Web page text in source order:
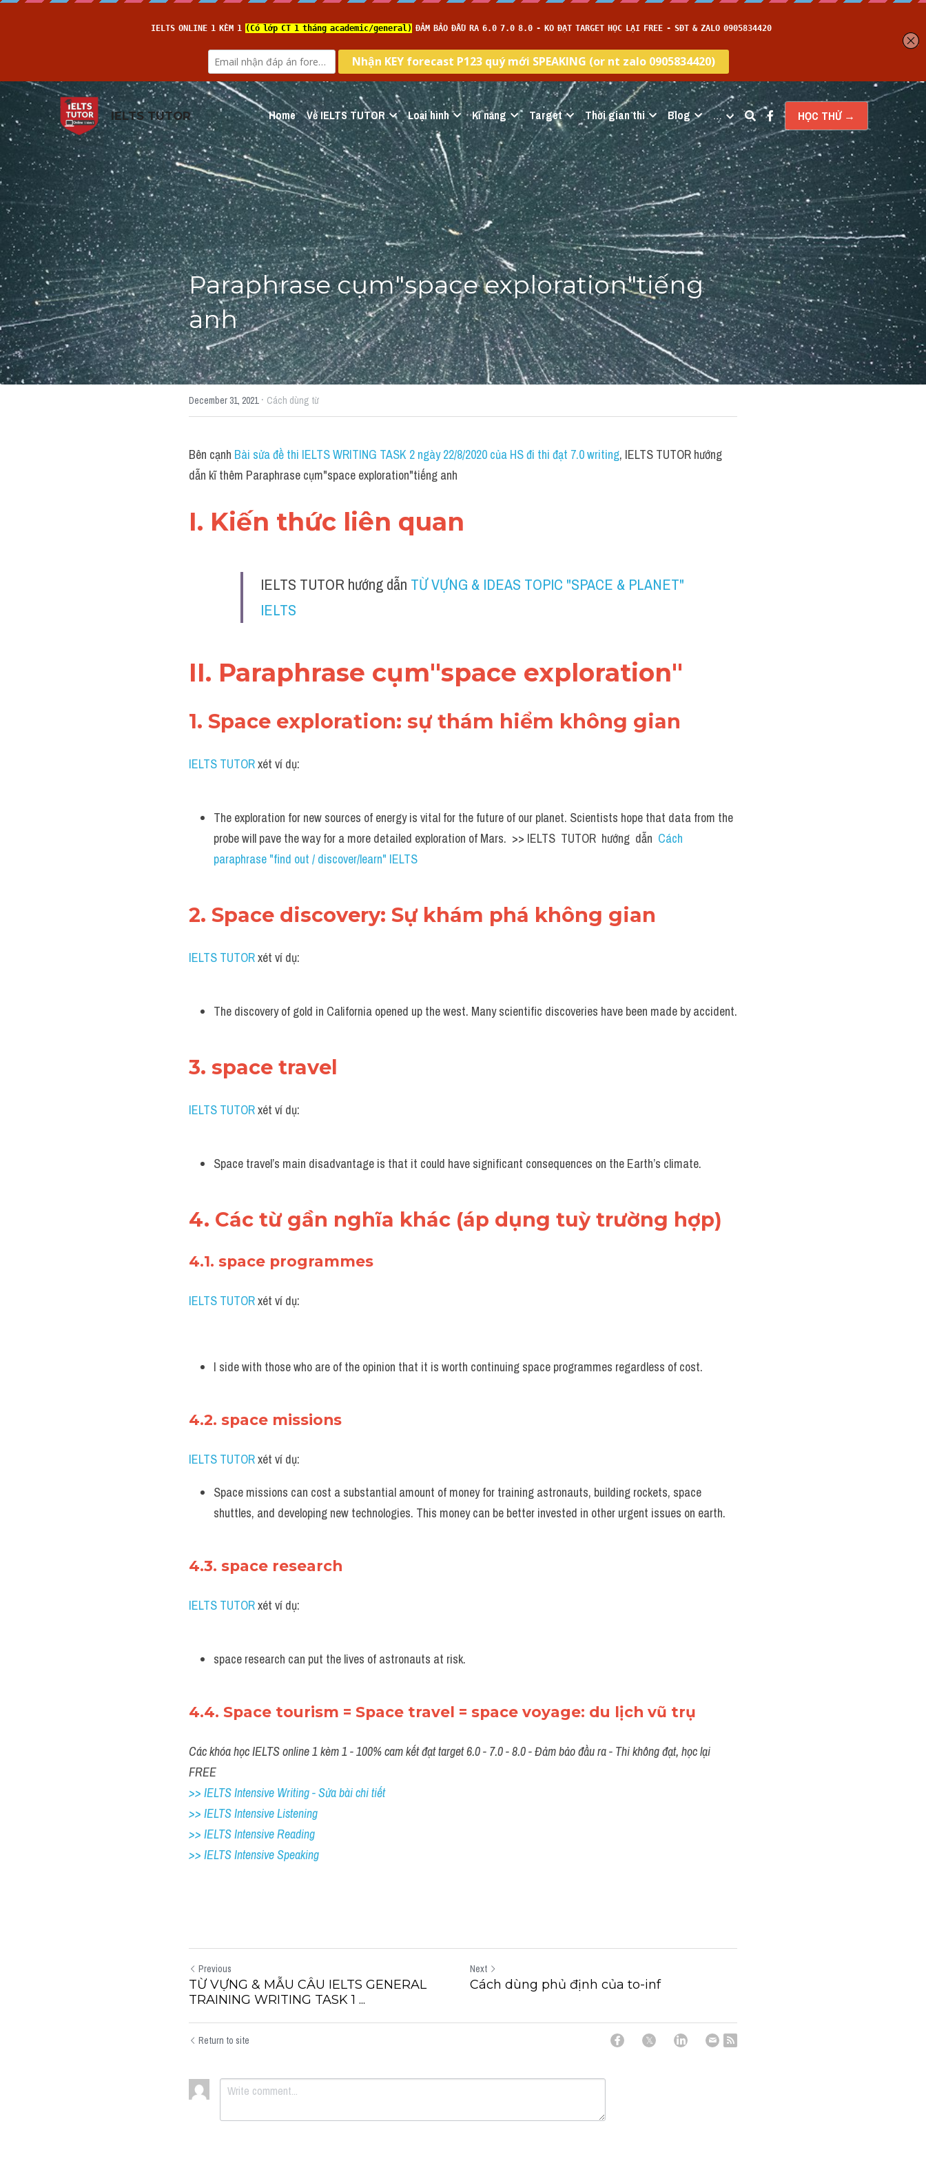
IELTS TUTOR Home Về IELTS TUTOR Loại hình Kĩ năng Target Thời gian thi Blog … HỌC THỬ →
Paraphrase cụm"space exploration"tiếng
anh
December 31, 2021· Cách dùng từ
Bên cạnh Bài sửa đề thi IELTS WRITING TASK 2 ngày 22/8/2020 của HS đi thi đạt 7.0 writing, IELTS TUTOR hướng
dẫn kĩ thêm Paraphrase cụm"space exploration"tiếng anh
I. Kiến thức liên quan
IELTS TUTOR hướng dẫn TỪ VỰNG & IDEAS TOPIC "SPACE & PLANET"
IELTS
II. Paraphrase cụm"space exploration"
1. Space exploration: sự thám hiểm không gian
IELTS TUTOR xét ví dụ:
The exploration for new sources of energy is vital for the future of our planet. Scientists hope that data from the
probe will pave the way for a more detailed exploration of Mars.  >> IELTS  TUTOR  hướng  dẫn Cách
paraphrase "find out / discover/learn" IELTS
2. Space discovery: Sự khám phá không gian
IELTS TUTOR xét ví dụ:
The discovery of gold in California opened up the west. Many scientific discoveries have been made by accident.
3. space travel
IELTS TUTOR xét ví dụ:
Space travel’s main disadvantage is that it could have significant consequences on the Earth’s climate.
4. Các từ gần nghĩa khác (áp dụng tuỳ trường hợp)
4.1. space programmes
IELTS TUTOR xét ví dụ:
I side with those who are of the opinion that it is worth continuing space programmes regardless of cost.
4.2. space missions
IELTS TUTOR xét ví dụ:
Space missions can cost a substantial amount of money for training astronauts, building rockets, space
shuttles, and developing new technologies. This money can be better invested in other urgent issues on earth.
4.3. space research
IELTS TUTOR xét ví dụ:
space research can put the lives of astronauts at risk.
4.4. Space tourism = Space travel = space voyage: du lịch vũ trụ
Các khóa học IELTS online 1 kèm 1 - 100% cam kết đạt target 6.0 - 7.0 - 8.0 - Đảm bảo đầu ra - Thi không đạt, học lại
FREE
>> IELTS Intensive Writing - Sửa bài chi tiết
>> IELTS Intensive Listening
>> IELTS Intensive Reading
>> IELTS Intensive Speaking
Previous
TỪ VỰNG & MẪU CÂU IELTS GENERAL
TRAINING WRITING TASK 1 ...
Next
Cách dùng phủ định của to-inf
Return to site